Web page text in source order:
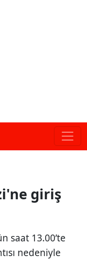
giriş
saat 13.00’te
nedeniyle